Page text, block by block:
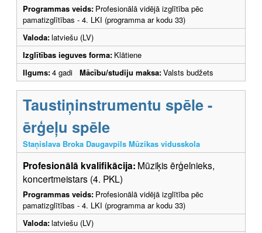
Programmas veids: Profesionālā vidējā izglītība pēc
pamatizglītības - 4. LKI (programma ar kodu 33)
Valoda:latviešu (LV)
Izglītības ieguves forma: Klātiene
Ilgums:4 gadi Mācību/studiju maksa:Valsts budžets
Taustiņinstrumentu spēle -
ērģeļu spēle
Staņislava Broka Daugavpils Mūzikas vidusskola
Profesionālā kvalifikācija: Mūziķis ērģelnieks,
koncertmeistars (4. PKL)
Programmas veids: Profesionālā vidējā izglītība pēc
pamatizglītības - 4. LKI (programma ar kodu 33)
Valoda:latviešu (LV)